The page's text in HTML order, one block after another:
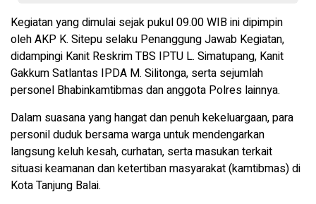
Kegiatan yang dimulai sejak pukul 09.00 WIB ini dipimpin
oleh AKP K. Sitepu selaku Penanggung Jawab Kegiatan,
didampingi Kanit Reskrim TBS IPTU L. Simatupang, Kanit
Gakkum Satlantas IPDA M. Silitonga, serta sejumlah
personel Bhabinkamtibmas dan anggota Polres lainnya.
Dalam suasana yang hangat dan penuh kekeluargaan, para
personil duduk bersama warga untuk mendengarkan
langsung keluh kesah, curhatan, serta masukan terkait
situasi keamanan dan ketertiban masyarakat (kamtibmas) di
Kota Tanjung Balai.